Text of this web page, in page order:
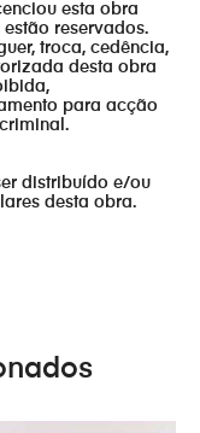
esta obra
reservados.
troca, cedência,
desta obra
para acção
distribuído e/ou
desta obra.